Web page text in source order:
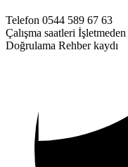
Telefon 0544 589 67 63
Çalışma saatleri
Doğrulama Rehber kaydı